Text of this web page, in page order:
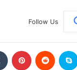
Follow Us